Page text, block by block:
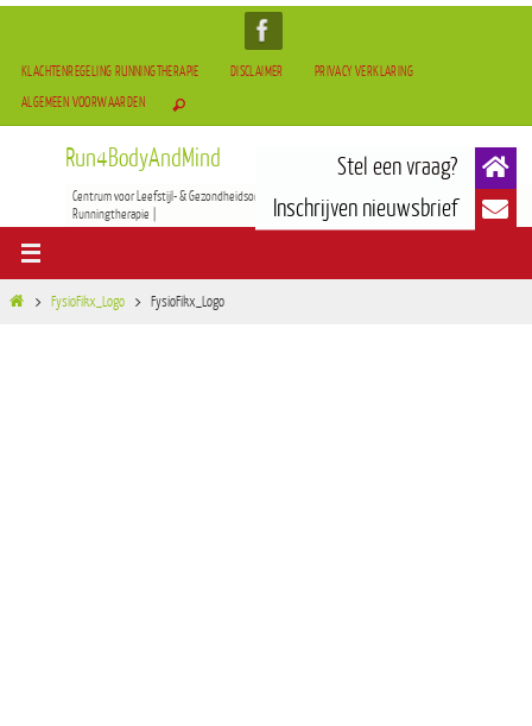
KLACHTENREGELING RUNNINGTHERAPIE DISCLAIMER
PRIVACY VERKLARING
ALGEMEEN VOORWAARDEN
Run4BodyAndMind
Centrum voor Leefstijl- & Gezondheidsontwikkeling | BOCAM Therapie(TCM) | Tai-Chi & Qigong |
Runningtherapie |
FysioFikx_Logo FysioFikx_Logo